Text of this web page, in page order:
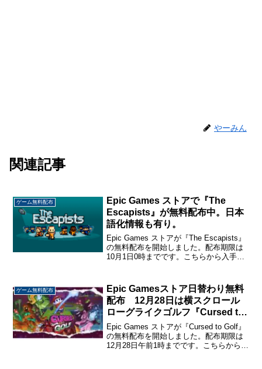
やーみん
関連記事
ゲーム無料配布
Epic Games ストアで『The
Escapists』が無料配布中。日本
語化情報も有り。
Epic Games ストアが『The Escapists』
の無料配布を開始しました。配布期限は
10月1日0時までです。こちらから入手→
ら...
ゲーム無料配布
Epic Gamesストア日替わり無料
配布 12月28日は横スクロール
ローグライクゴルフ『Cursed to
Golf』が無料配布中。
Epic Games ストアが『Cursed to Golf』
の無料配布を開始しました。配布期限は
12月28日午前1時までです。こちらから入